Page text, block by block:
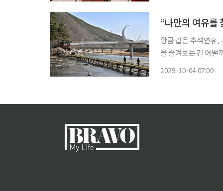
“나만의 여유를
황금 같은 추석연휴,
을 즐겨보는 건 어떨
2025-10-04 07:00